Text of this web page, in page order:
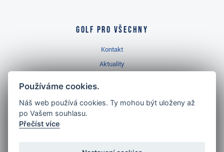
Golf pro všechny
Kontakt
Aktuality
Golfový slovník
Používáme cookies.
Náš web používá cookies. Ty mohou být uloženy až
po Vašem souhlasu.
Přečíst více